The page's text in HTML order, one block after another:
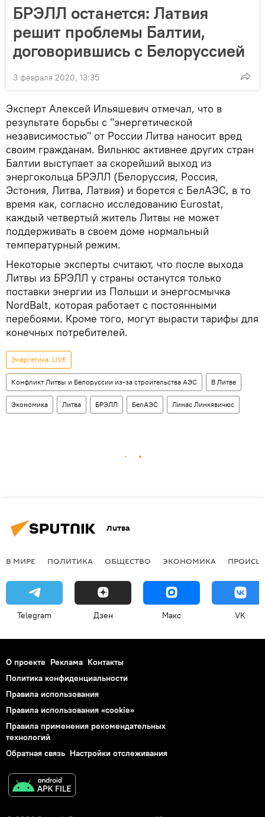
БРЭЛЛ останется: Латвия
решит проблемы Балтии,
договорившись с Белоруссией
3 февраля 2020, 13:35
Эксперт Алексей Ильяшевич отмечал, что в
результате борьбы с "энергетической
независимостью" от России Литва наносит вред
своим гражданам. Вильнюс активнее других стран
Балтии выступает за скорейший выход из
энергокольца БРЭЛЛ (Белоруссия, Россия,
Эстония, Литва, Латвия) и борется с БелАЭС, в то
время как, согласно исследованию Eurostat,
каждый четвертый житель Литвы не может
поддерживать в своем доме нормальный
температурный режим.
Некоторые эксперты считают, что после выхода
Литвы из БРЭЛЛ у страны останутся только
поставки энергии из Польши и энергосмычка
NordBalt, которая работает с постоянными
перебоями. Кроме того, могут вырасти тарифы для
конечных потребителей.
Энергетика. LIVE
Конфликт Литвы и Белоруссии из-за строительства АЭС В Литве
Экономика Литва БРЭЛЛ БелАЭС Линас Линкявичюс
Литва
В МИРЕ ПОЛИТИКА ОБЩЕСТВО ЭКОНОМИКА
Telegram Дзен Макс VK
О проекте Реклама Контакты
Политика конфиденциальности
Правила использования
Правила использования «cookie»
Правила применения рекомендательных
технологий
Обратная связь Настройки отслеживания